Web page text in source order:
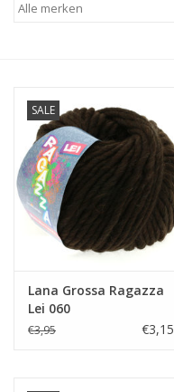
Opbergsystemen
Stoffen
Breien en haken
Handwerk
Sale / Coupons
SALE
Lana Grossa Ragazza
Lei 060
€3,95 €3,15